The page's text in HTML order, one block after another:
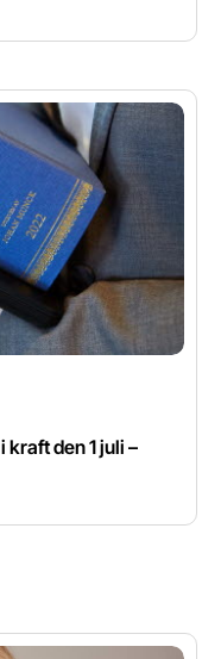
den 1 juli –